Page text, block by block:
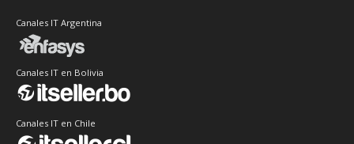
Canales IT Argentina
Canales IT en Bolivia
Canales IT en Chile